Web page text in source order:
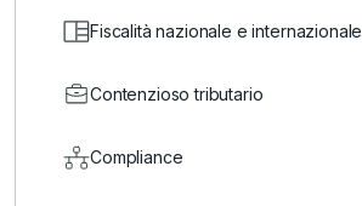
Fiscalità nazionale e internazionale
Contenzioso tributario
Compliance